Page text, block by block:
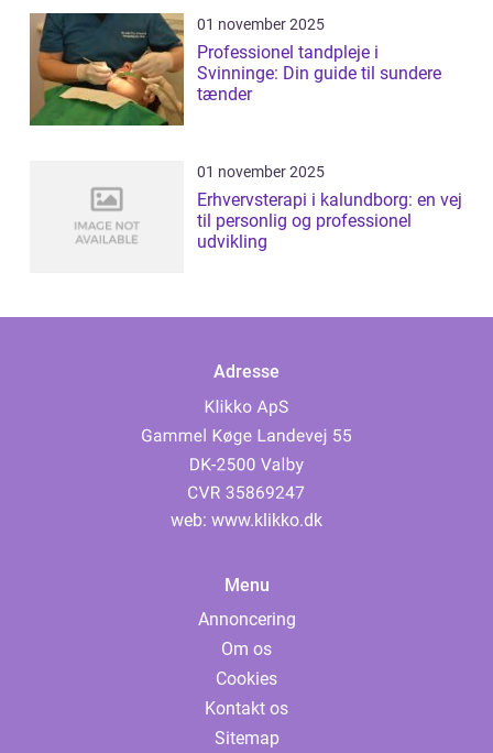
01 november 2025
Professionel tandpleje i
Svinninge: Din guide til sundere
tænder
01 november 2025
Erhvervsterapi i kalundborg: en vej
til personlig og professionel
udvikling
Adresse
web: www.klikko.dk
Menu
Annoncering
Om os
Cookies
Kontakt os
Sitemap